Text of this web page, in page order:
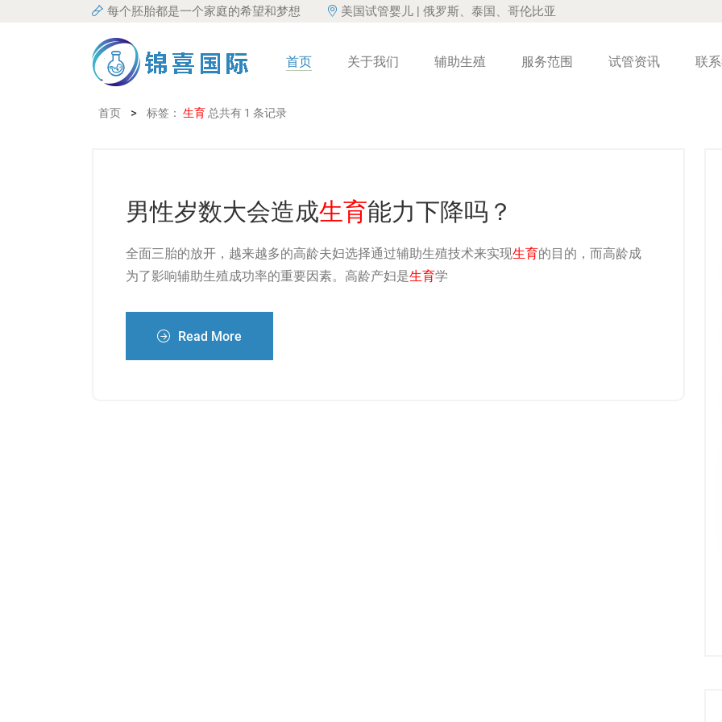
每个胚胎都是一个家庭的希望和梦想 美国试管婴儿 | 俄罗斯、泰国、哥伦比亚
首页 关于我们 辅助生殖 服务范围 试管资讯 联
首页 > 标签： 生育 总共有 1 条记录
男性岁数大会造成生育能力下降吗？
全面三胎的放开，越来越多的高龄夫妇选择通过辅助生殖技术来实现生育的目的，而高龄成
为了影响辅助生殖成功率的重要因素。高龄产妇是生育学
Read More